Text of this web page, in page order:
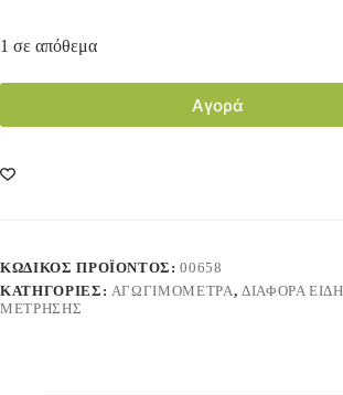
1 σε απόθεμα
Αγορά
ΚΩΔΙΚΌΣ ΠΡΟΪΌΝΤΟΣ:00658
ΚΑΤΗΓΟΡΊΕΣ: ΑΓΩΓΙΜΟΜΕΤΡΑ, ΔΙΑΦΟΡΑ ΕΙΔΗ
ΜΕΤΡΗΣΗΣ